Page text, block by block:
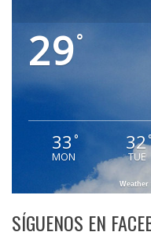
29°
33 °
MON
32
TUE
Weather
SÍGUENOS EN